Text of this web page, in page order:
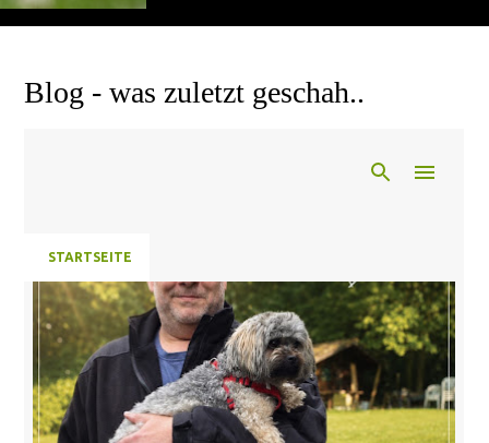
Blog - was zuletzt geschah..